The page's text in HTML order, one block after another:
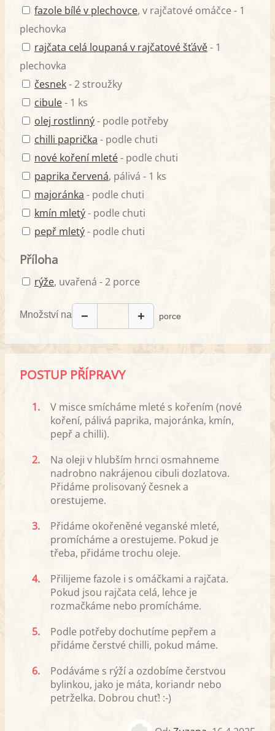
fazole bílé v plechovce, v rajčatové omáčce - 1
plechovka
rajčata celá loupaná v rajčatové šťávě- 1
plechovka
česnek- 2 stroužky
cibule- 1 ks
olej rostlinný- podle potřeby
chilli paprička - podle chuti
nové koření mleté- podle chuti
paprika červená, pálivá - 1 ks
majoránka - podle chuti
kmín mletý- podle chuti
pepř mletý- podle chuti
Příloha
rýže, uvařená - 2 porce
Množství na − + porce
POSTUP PŘÍPRAVY
1.
V misce smícháme mleté s kořením (nové
koření, pálivá paprika, majoránka, kmín,
pepř a chilli).
2.
Na oleji v hlubším hrnci osmahneme
nadrobno nakrájenou cibuli dozlatova.
Přidáme prolisovaný česnek a
orestujeme.
3.
Přidáme okořeněné veganské mleté,
promícháme a orestujeme. Pokud je
třeba, přidáme trochu oleje.
4.
Přilijeme fazole i s omáčkami a rajčata.
Pokud jsou rajčata celá, lehce je
rozmačkáme nebo promícháme.
5.
Podle potřeby dochutíme pepřem a
přidáme čerstvé chilli, pokud máme.
6.
Podáváme s rýží a ozdobíme čerstvou
bylinkou, jako je máta, koriandr nebo
petrželka. Dobrou chuť! :-)